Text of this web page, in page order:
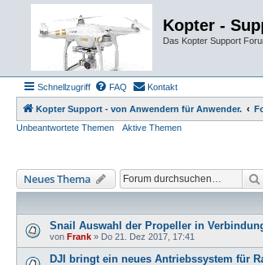
Kopter -
Das Kopter Support
Schnellzugriff FAQ Kontakt
Kopter Support - von Anwendern für Anwender.
Unbeantwortete Themen
Aktive Themen
Neues Thema
Snail Auswahl der Propeller in
von Frank » Do 21. Dez 2017, 17:41
DJI bringt ein neues Antriebssystem für